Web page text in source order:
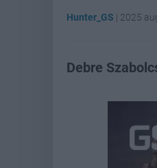
Hunter_GS | 2025
Debre